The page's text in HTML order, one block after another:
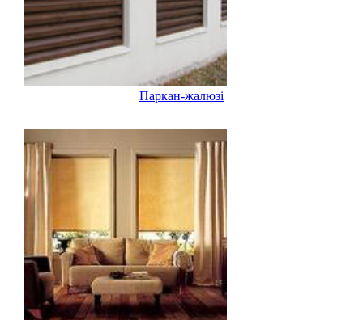
Паркан-жалюзі